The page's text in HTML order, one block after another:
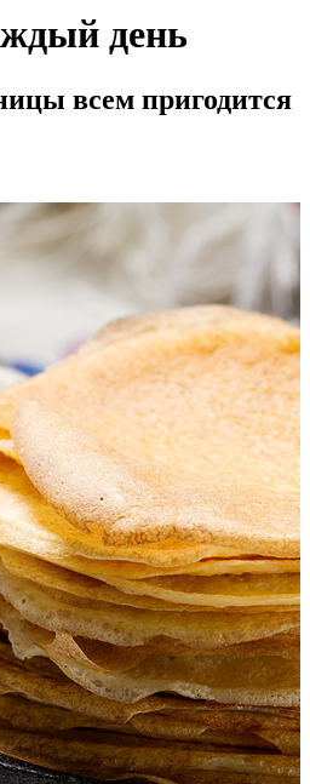
день
всем пригодится